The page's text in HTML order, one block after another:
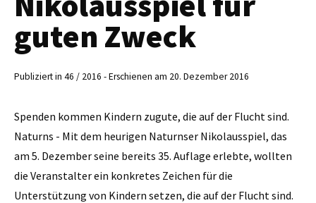
guten Zweck
Publiziert in 46 / 2016 - Erschienen am 20. Dezember 2016
Spenden kommen Kindern zugute, die auf der Flucht sind.
Naturns - Mit dem heurigen Naturnser Nikolausspiel, das
am 5. Dezember seine bereits 35. Auflage erlebte, wollten
die Veranstalter ein konkretes Zeichen für die
Unterstützung von Kindern setzen, die auf der Flucht sind.